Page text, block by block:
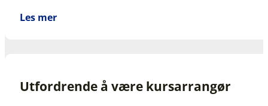
Les mer
Utfordrende å være kursarrangør